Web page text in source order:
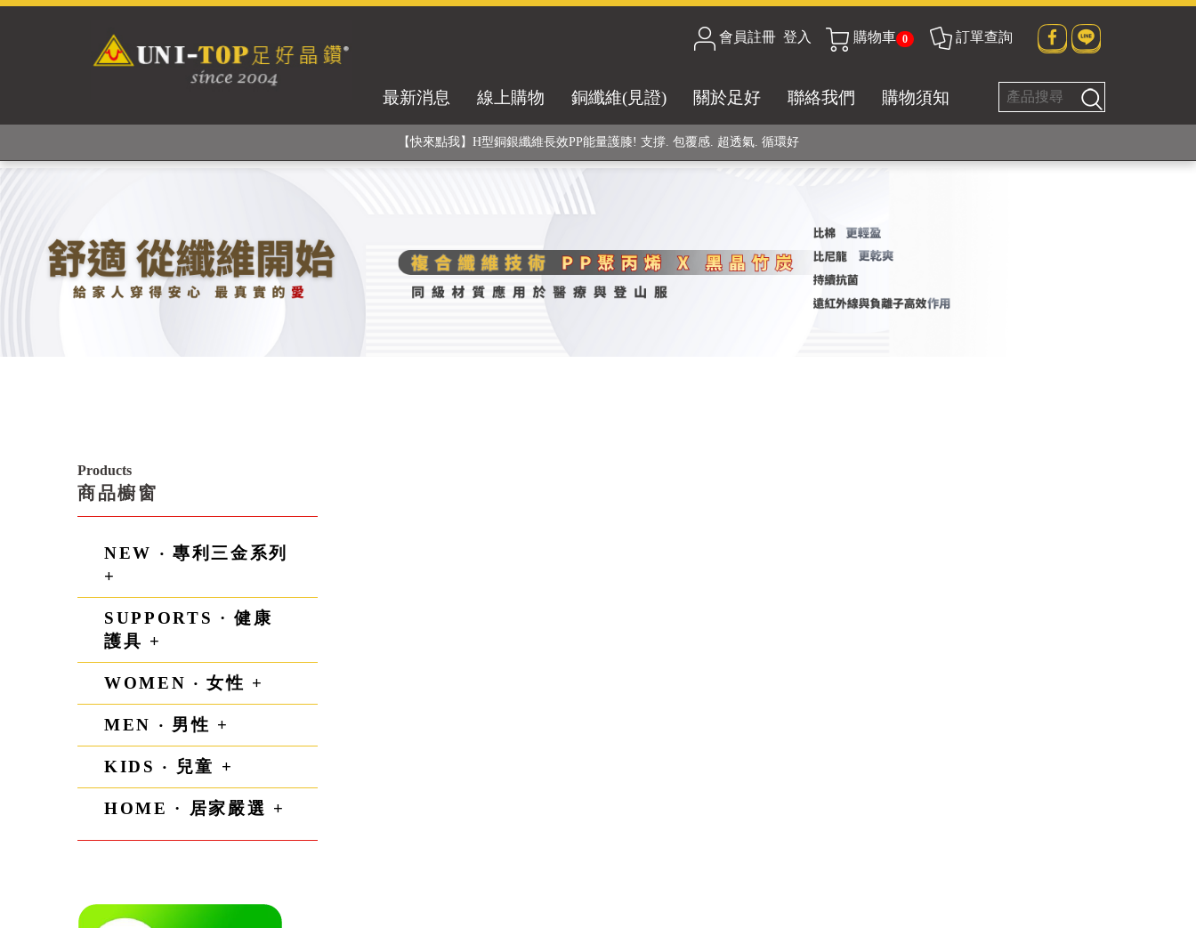
會員註冊 登入 購物車 0 訂單查詢
最新消息 線上購物 銅纖維(見證) 關於足好 聯絡我們 購物須知
銅銀鍺元素融合紗線，長效抗菌除臭! 全程MIT製造，通過多項國際檢驗
【快來點我】H型銅銀纖維長效PP能量護膝! 支撐. 包覆感. 超透氣. 循環好
【快來點我】三金家族- 專利活氧 男女內褲系列
Products
商品櫥窗
NEW ‧ 專利三金系列
+
SUPPORTS · 健康
護具 +
WOMEN ‧ 女性 +
MEN ‧ 男性 +
KIDS ‧ 兒童 +
HOME · 居家嚴選 +